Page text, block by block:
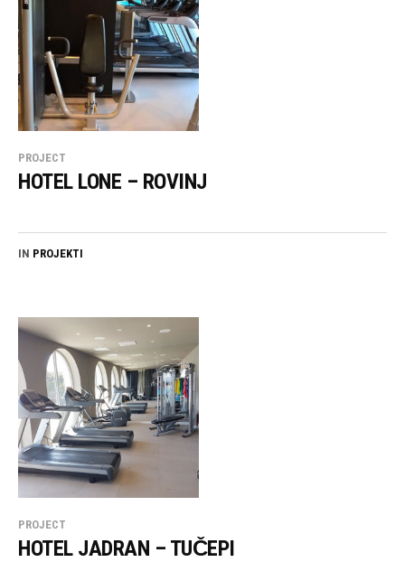
PROJECT
HOTEL LONE – ROVINJ
IN PROJEKTI
PROJECT
HOTEL JADRAN – TUČEPI